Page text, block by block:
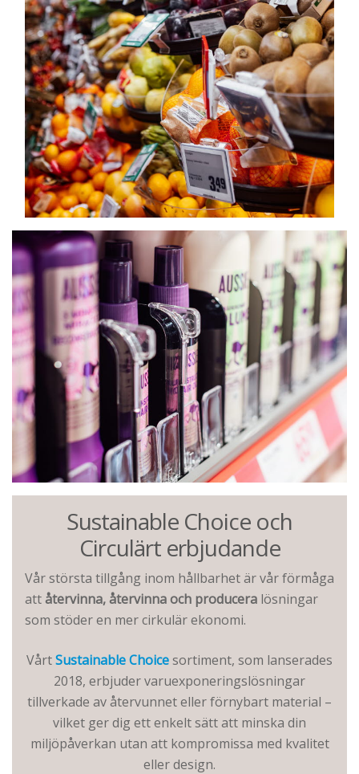
Sustainable Choice och
Circulärt erbjudande
Vår största tillgång inom hållbarhet är vår förmåga
attåtervinna, återvinna och producera lösningar
som stöder en mer cirkulär ekonomi.
VårtSustainable Choicesortiment, som lanserades
2018, erbjuder varuexponeringslösningar
tillverkade av återvunnet eller förnybart material –
vilket ger dig ett enkelt sätt att minska din
miljöpåverkan utan att kompromissa med kvalitet
eller design.